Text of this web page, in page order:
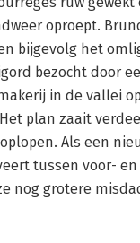
oproept.
bijgevolg het
bezocht door
in de vallei
plan zaait
Als een
tussen voor-
nog grotere